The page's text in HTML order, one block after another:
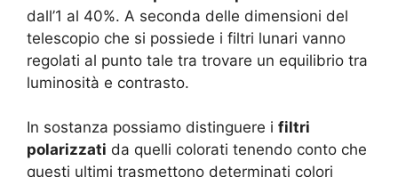
dall’1 al 40%. A seconda delle dimensioni del
telescopio che si possiede i filtri lunari vanno
regolati al punto tale tra trovare un equilibrio tra
luminosità e contrasto.
In sostanza possiamo distinguere i filtri
polarizzati da quelli colorati tenendo conto che
questi ultimi trasmettono determinati colori